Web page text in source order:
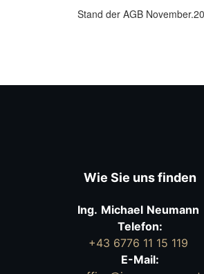
Stand der AGB
Wie Sie uns finden
Ing. Michael Neumann
Telefon:
+43 6776 11 15 119
E-Mail: